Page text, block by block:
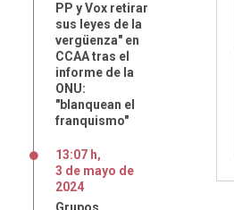
PP y Vox retirar
sus leyes de la
vergüenza" en
CCAA tras el
informe de la
ONU:
"blanquean el
franquismo"
13:07 h,
3 de mayo de
2024